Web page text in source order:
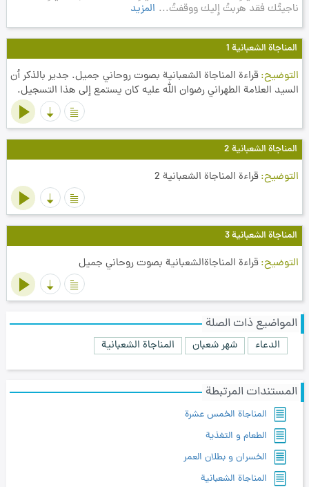
ناجيتُك فقد هربتُ إِليك ووقفتُ... المزيد
المناجاة الشعبانية 1
التوضيح قراءة المناجاة الشعبانية بصوت روحاني جميل. جدير بالذكر أن
السيد العلامة الطهراني رضوان الله عليه كان يستمع إلى هذا التسجيل.
المناجاة الشعبانية 2
التوضيح قراءة المناجاة الشعبانية 2
المناجاة الشعبانية 3
التوضيح قراءة المناجاةالشعبانية بصوت روحاني جميل
المواضيع ذات الصلة
الدعاء شهر شعبان المناجاة الشعبانية
المستندات المرتبطة
المناجاة الخمس عشرة
الطعام و التغذية
الخسران و بطلان العمر
المناجاة الشعبانیة